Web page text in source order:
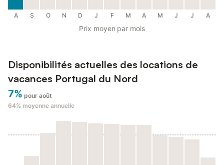
A S O N D J F M A M J J A
Prix moyen par mois
Disponibilités actuelles des locations de
vacances Portugal du Nord
7% pour août
64% moyenne annuelle